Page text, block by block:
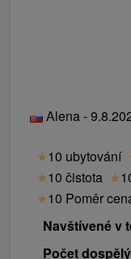
Alena -
★10 ubytování
★10 čistota ★
★10 Poměr
Navštívené v
Počet